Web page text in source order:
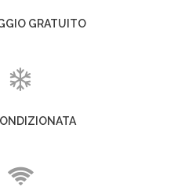
GRATUITO